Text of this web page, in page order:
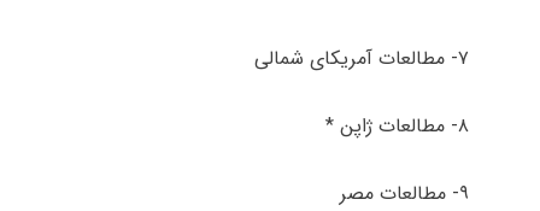
۷- مطالعات آمریکای شمالی
۸- مطالعات ژاپن *
۹- مطالعات مصر